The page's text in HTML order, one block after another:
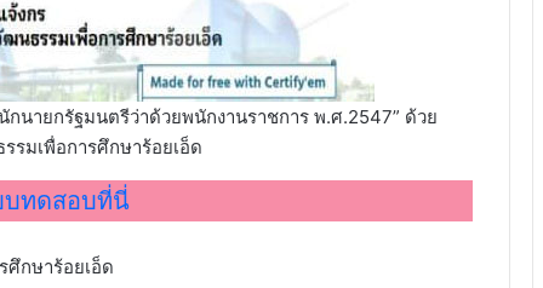
นายกรัฐมนตรีว่าด้วยพนักงานราชการ พ.ศ.2547” ด้วย
มเพื่อการศึกษาร้อยเอ็ด
ทดสอบที่นี่
กษาร้อยเอ็ด